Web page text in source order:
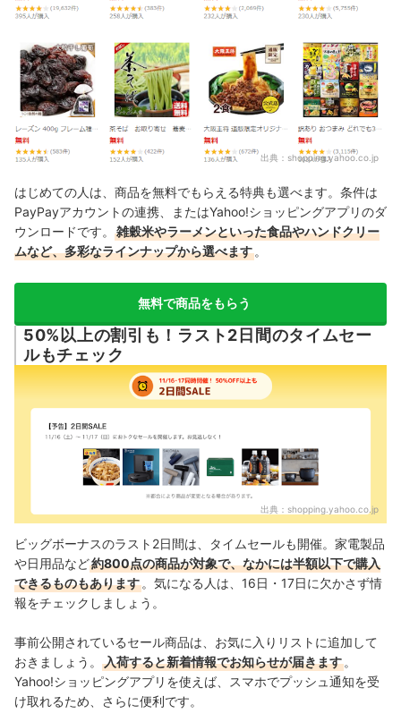
出典： shopping.yahoo.co.jp
はじめての人は、商品を無料でもらえる特典も選べます。条件は
PayPayアカウントの連携、またはYahoo!ショッピングアプリのダ
ウンロードです。
雑穀米やラーメンといった食品やハンドクリー
ムなど、多彩なラインナップから選べます 。
無料で商品をもらう
50%以上の割引も！ラスト2日間のタイムセー
ルもチェック
出典： shopping.yahoo.co.jp
ビッグボーナスのラスト2日間は、タイムセールも開催。家電製品
や日用品など約800点の商品が対象で、なかには半額以下で購入
できるものもあります 。気になる人は、16日・17日に欠かさず情
報をチェックしましょう。
事前公開されているセール商品は、お気に入りリストに追加して
おきましょう。
入荷すると新着情報でお知らせが届きます 。
Yahoo!ショッピングアプリを使えば、スマホでプッシュ通知を受
け取れるため、さらに便利です。